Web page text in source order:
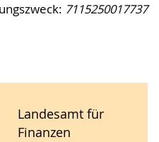
7115250017737
Landesamt für
Finanzen